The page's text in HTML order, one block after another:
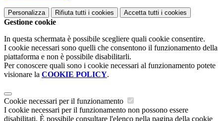
Personalizza Rifiuta tutti i cookies Accetta tutti i cookies
Gestione cookie
In questa schermata è possibile scegliere quali cookie consentire.
I cookie necessari sono quelli che consentono il funzionamento della
piattaforma e non è possibile disabilitarli.
Per conoscere quali sono i cookie necessari al funzionamento potete
visionare la COOKIE POLICY.
Cookie necessari per il funzionamento
I cookie necessari per il funzionamento non possono essere
disabilitati. È possibile consultare l'elenco nella pagina della cookie